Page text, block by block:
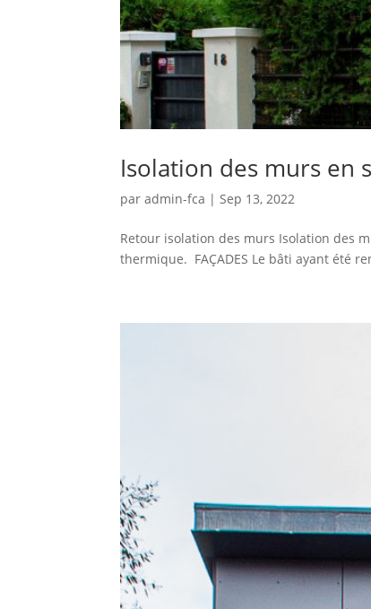
Isolation des murs en
paradmin-fca |Sep 13, 2022
Retour isolation des murs Isolation des
thermique. FAÇADES Le bâti ayant été